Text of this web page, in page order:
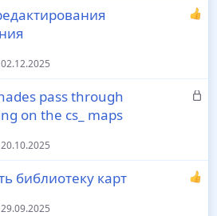
02.12.2025
ы
pass through
on the cs_ maps
20.10.2025
библиотеку карт
29.09.2025